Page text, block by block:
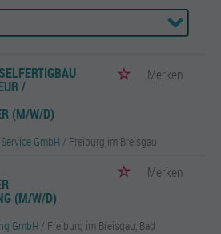
/
(M/W/D)
Merken
GmbH / Freiburg im Breisgau
(M/W/D)
Merken
GmbH / Freiburg im Breisgau, Bad